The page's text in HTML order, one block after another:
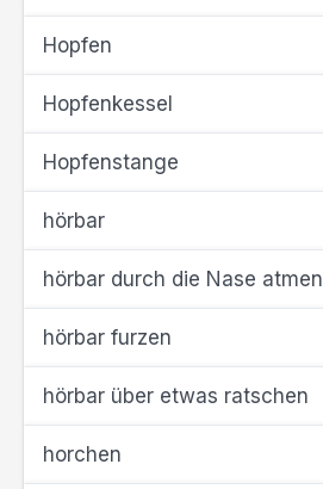
Hopfen
Hopfenkessel
Hopfenstange
hörbar
hörbar durch die Nase atmen
hörbar furzen
hörbar über etwas ratschen
horchen